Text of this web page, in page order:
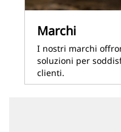
Marchi
I nostri marchi
soluzioni per
clienti.